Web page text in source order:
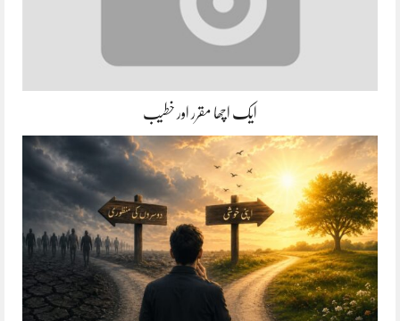
ایک اچھا مقرر اور خطیب